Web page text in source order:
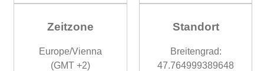
Zeitzone
Europe/Vienna
(GMT +2)
Standort
Breitengrad:
47.764999389648